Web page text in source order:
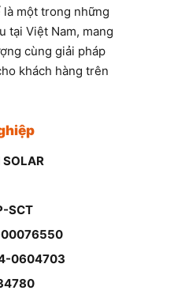
một trong những
tại Việt Nam, mang
cùng giải pháp
khách hàng trên
SCT
0604703